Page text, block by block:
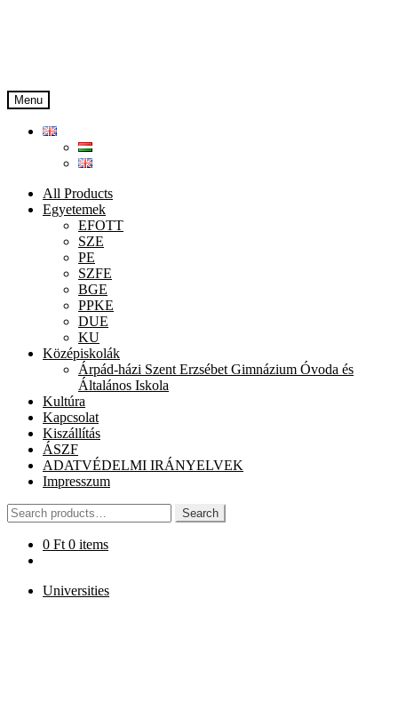
Menu
All Products
Egyetemek
EFOTT
SZE
PE
SZFE
BGE
PPKE
DUE
KU
Középiskolák
Árpád-házi Szent Erzsébet Gimnázium Óvoda és
Általános Iskola
Kultúra
Kapcsolat
Kiszállítás
ÁSZF
ADATVÉDELMI IRÁNYELVEK
Impresszum
Search
for:
Search
0 Ft 0 items
Universities